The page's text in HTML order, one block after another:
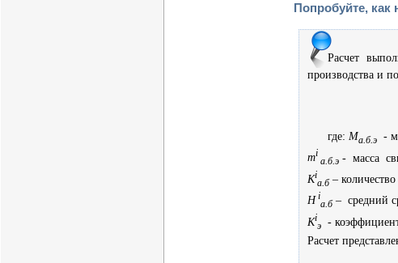
Попробуйте, как
Расчет
производства и
где: Ма.б.э
-
mi
а.б.э - масса
Кi
а.б–
Нi
а.б– средний
Кi
э -
Расчет